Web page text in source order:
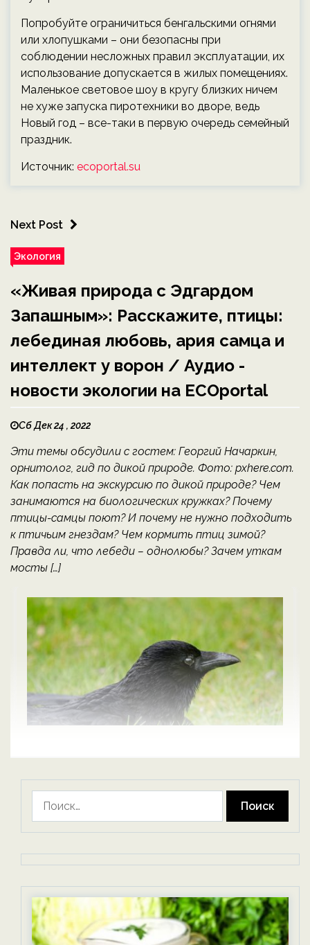
Попробуйте ограничиться бенгальскими огнями
или хлопушками – они безопасны при
соблюдении несложных правил эксплуатации, их
использование допускается в жилых помещениях.
Маленькое световое шоу в кругу близких ничем
не хуже запуска пиротехники во дворе, ведь
Новый год – все-таки в первую очередь семейный
праздник.
Источник: ecoportal.su
Next Post
Экология
«Живая природа с Эдгардом
Запашным»: Расскажите, птицы:
лебединая любовь, ария самца и
интеллект у ворон / Аудио -
новости экологии на ECOportal
Сб Дек 24 , 2022
Эти темы обсудили с гостем: Георгий Начаркин,
орнитолог, гид по дикой природе. Фото: pxhere.com.
Как попасть на экскурсию по дикой природе? Чем
занимаются на биологических кружках? Почему
птицы-самцы поют? И почему не нужно подходить
к птичьим гнездам? Чем кормить птиц зимой?
Правда ли, что лебеди – однолюбы? Зачем уткам
мосты […]